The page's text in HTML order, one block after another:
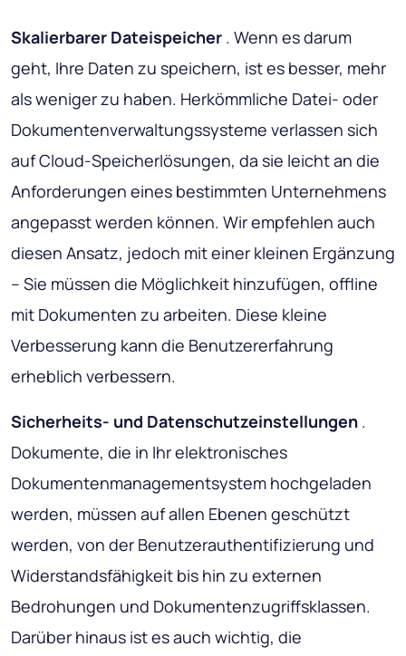
Skalierbarer Dateispeicher . Wenn es darum
geht, Ihre Daten zu speichern, ist es besser, mehr
als weniger zu haben. Herkömmliche Datei- oder
Dokumentenverwaltungssysteme verlassen sich
auf Cloud-Speicherlösungen, da sie leicht an die
Anforderungen eines bestimmten Unternehmens
angepasst werden können. Wir empfehlen auch
diesen Ansatz, jedoch mit einer kleinen Ergänzung
– Sie müssen die Möglichkeit hinzufügen, offline
mit Dokumenten zu arbeiten. Diese kleine
Verbesserung kann die Benutzererfahrung
erheblich verbessern.
Sicherheits- und Datenschutzeinstellungen .
Dokumente, die in Ihr elektronisches
Dokumentenmanagementsystem hochgeladen
werden, müssen auf allen Ebenen geschützt
werden, von der Benutzerauthentifizierung und
Widerstandsfähigkeit bis hin zu externen
Bedrohungen und Dokumentenzugriffsklassen.
Darüber hinaus ist es auch wichtig, die